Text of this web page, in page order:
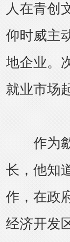
人在青创
仰时威主
地企业。
就业市场
作为歙
长，他知
作，在政
经济开发